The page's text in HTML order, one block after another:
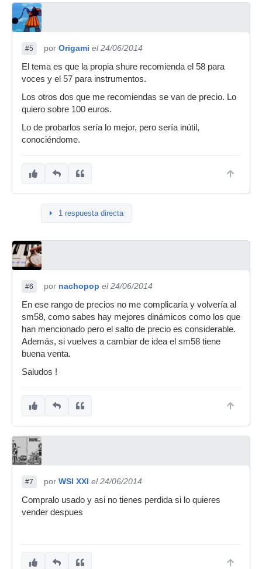
#5 por Origami el 24/06/2014
El tema es que la propia shure recomienda el 58 para
voces y el 57 para instrumentos.
Los otros dos que me recomiendas se van de precio. Lo
quiero sobre 100 euros.
Lo de probarlos sería lo mejor, pero sería inútil,
conociéndome.
1 respuesta directa
#6 por nachopop el 24/06/2014
En ese rango de precios no me complicaría y volvería al
sm58, como sabes hay mejores dinámicos como los que
han mencionado pero el salto de precio es considerable.
Además, si vuelves a cambiar de idea el sm58 tiene
buena venta.
Saludos !
#7 por WSI XXI el 24/06/2014
Compralo usado y asi no tienes perdida si lo quieres
vender despues